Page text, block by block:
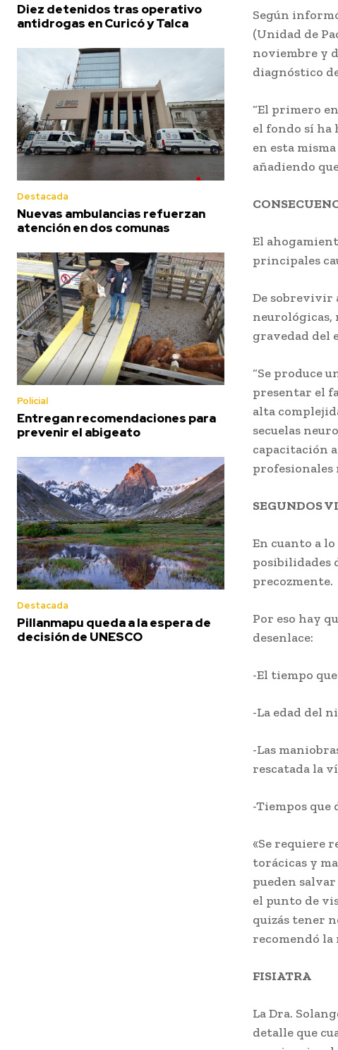
Diez detenidos tras operativo
antidrogas en Curicó y Talca
Destacada
Nuevas ambulancias refuerzan
atención en dos comunas
Policial
Entregan recomendaciones para
prevenir el abigeato
Destacada
Pillanmapu queda a la espera de
decisión de UNESCO
Según
(Unidad de
noviembre y
diagnóstico
“El primero
el fondo sí ha
en esta
añadiendo
El
principales
De sobrevivir
neurológicas,
gravedad del
“Se produce
presentar el
alta
secuelas
capacitación
profesionales
SEGUNDOS
En cuanto a
posibilidades
precozmente.
Por eso hay
desenlace:
-El tiempo
-La edad del
-Las
rescatada la
-Tiempos
«Se requiere
torácicas y
pueden
el punto de
quizás tener
recomendó
FISIATRA
La Dra.
detalle que